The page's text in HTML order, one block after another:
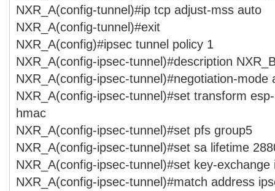
NXR_A(config-tunnel)#ip tcp adjust-mss auto
NXR_A(config-tunnel)#exit
NXR_A(config)#ipsec tunnel policy 1
NXR_A(config-ipsec-tunnel)#description
NXR_A(config-ipsec-tunnel)#negotiation-mode
NXR_A(config-ipsec-tunnel)#set transform
hmac
NXR_A(config-ipsec-tunnel)#set pfs group5
NXR_A(config-ipsec-tunnel)#set sa lifetime
NXR_A(config-ipsec-tunnel)#set key-exchange
NXR_A(config-ipsec-tunnel)#match address